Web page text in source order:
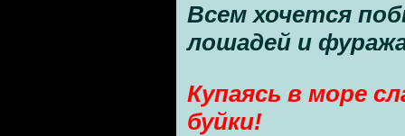
Всем хочется
лошадей и
Купаясь в море
буйки!